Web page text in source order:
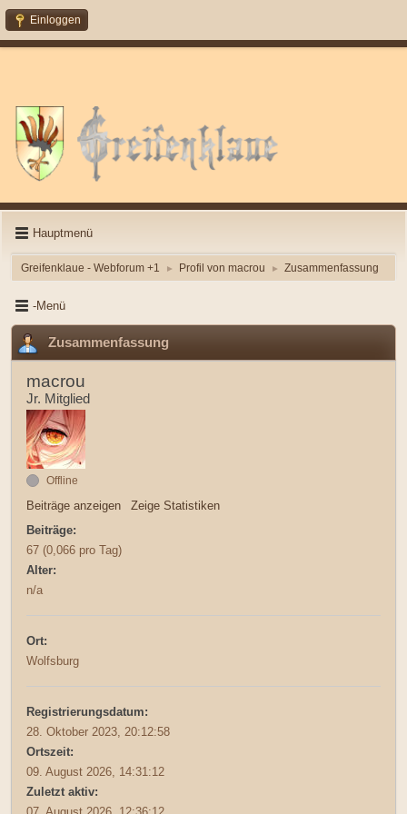
Einloggen
Hauptmenü
Greifenklaue - Webforum +1 ► Profil von macrou ► Zusammenfassung
-Menü
Zusammenfassung
macrou
Jr. Mitglied
Offline
Beiträge anzeigen
Zeige Statistiken
Beiträge:
67 (0,066 pro Tag)
Alter:
n/a
Ort:
Wolfsburg
Registrierungsdatum:
28. Oktober 2023, 20:12:58
Ortszeit:
09. August 2026, 14:31:12
Zuletzt aktiv: